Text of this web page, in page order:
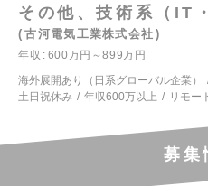
その他、技術系（IT
古河電気工業株式会社
年収
600万円～899万円
海外展開あり（日系グローバル企業）
土日祝休み
年収600万以上 リモー
募集